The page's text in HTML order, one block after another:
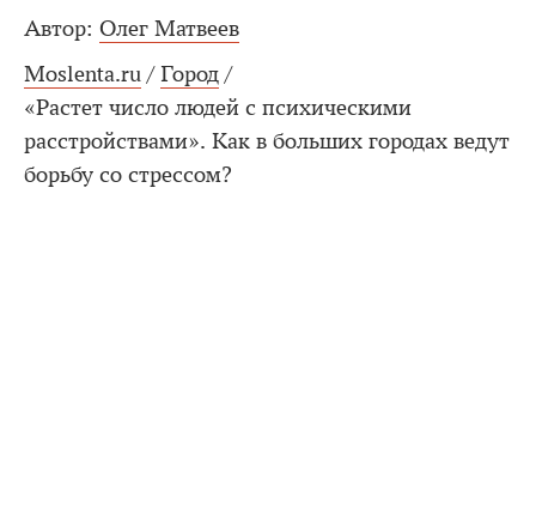
Автор: Олег Матвеев
Moslenta.ru / Город /
«Растет число людей с психическими
расстройствами». Как в больших городах ведут
борьбу со стрессом?